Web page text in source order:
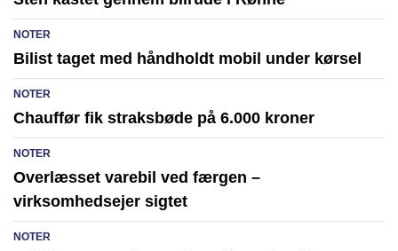
NOTER
Bilist taget med håndholdt mobil under kørsel
NOTER
Chauffør fik straksbøde på 6.000 kroner
NOTER
Overlæsset varebil ved færgen –
virksomhedsejer sigtet
NOTER